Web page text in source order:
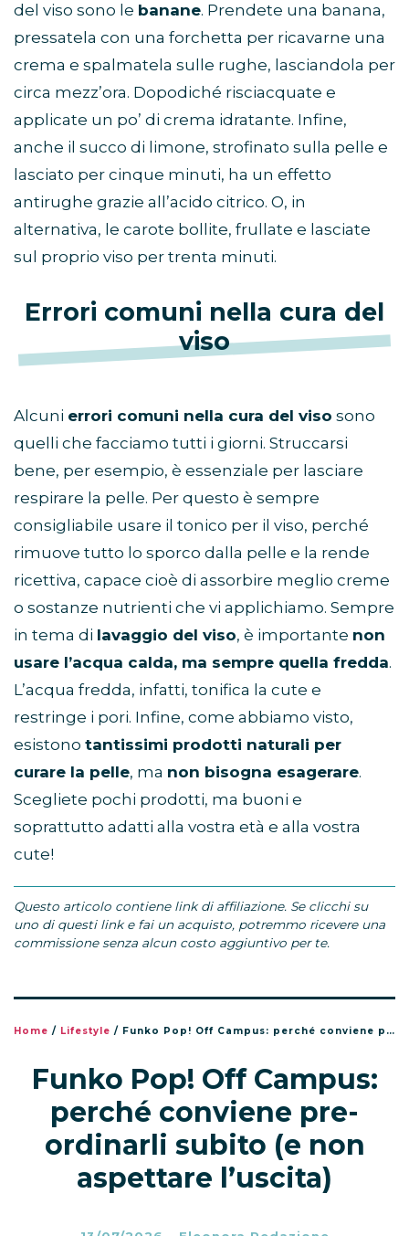
del viso sono le banane. Prendete una banana,
pressatela con una forchetta per ricavarne una
crema e spalmatela sulle rughe, lasciandola per
circa mezz’ora. Dopodiché risciacquate e
applicate un po’ di crema idratante. Infine,
anche il succo di limone, strofinato sulla pelle e
lasciato per cinque minuti, ha un effetto
antirughe grazie all’acido citrico. O, in
alternativa, le carote bollite, frullate e lasciate
sul proprio viso per trenta minuti.
Errori comuni nella cura del
viso
Alcuni errori comuni nella cura del viso sono
quelli che facciamo tutti i giorni. Struccarsi
bene, per esempio, è essenziale per lasciare
respirare la pelle. Per questo è sempre
consigliabile usare il tonico per il viso, perché
rimuove tutto lo sporco dalla pelle e la rende
ricettiva, capace cioè di assorbire meglio creme
o sostanze nutrienti che vi applichiamo. Sempre
in tema di lavaggio del viso, è importante non
usare l’acqua calda, ma sempre quella fredda.
L’acqua fredda, infatti, tonifica la cute e
restringe i pori. Infine, come abbiamo visto,
esistono tantissimi prodotti naturali per
curare la pelle, ma non bisogna esagerare.
Scegliete pochi prodotti, ma buoni e
soprattutto adatti alla vostra età e alla vostra
cute!
Questo articolo contiene link di affiliazione. Se clicchi su
uno di questi link e fai un acquisto, potremmo ricevere una
commissione senza alcun costo aggiuntivo per te.
Home / Lifestyle / Funko Pop! Off Campus: perché conviene pre-ordinarli subito (e non aspettare l’uscita)
Funko Pop! Off Campus:
perché conviene pre-
ordinarli subito (e non
aspettare l’uscita)